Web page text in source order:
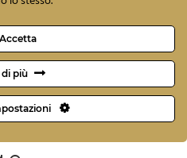
in questa privacy
potrebbe fornire
aggiuntive e
specifici, o la
di Dati Personali.
Accetta
di più